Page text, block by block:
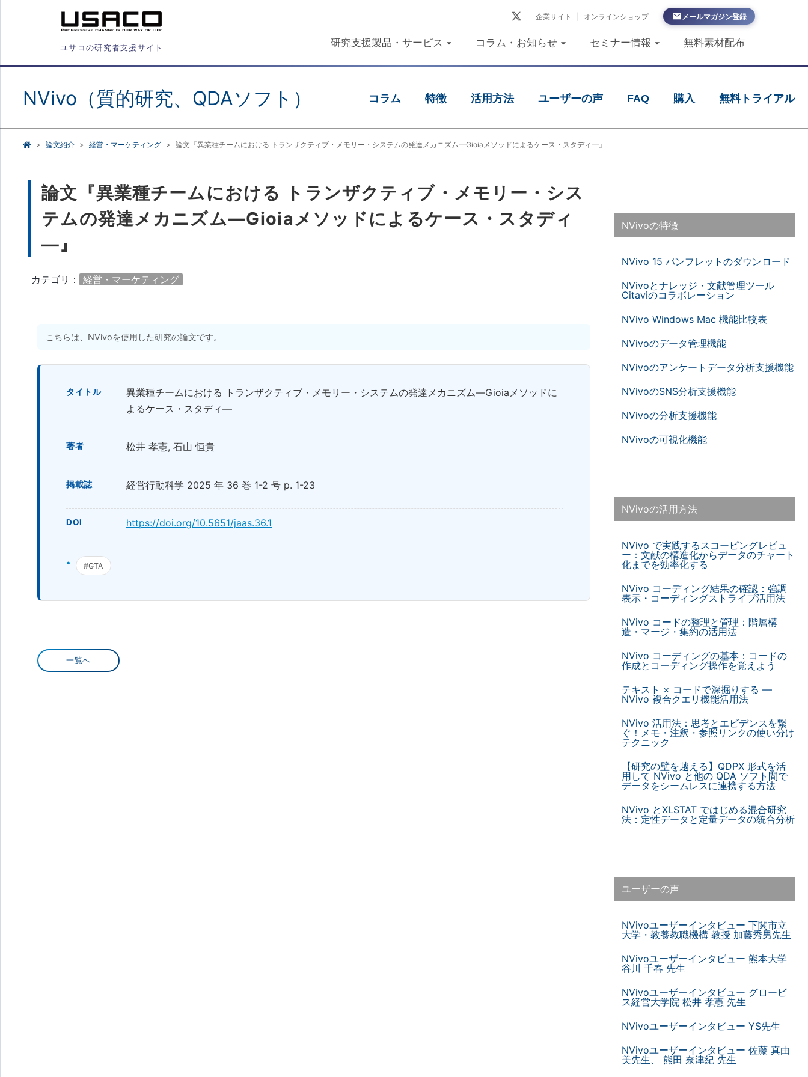
ユサコの研究者支援サイト
企業サイト オンラインショップ メールマガジン登録
研究支援製品・サービス コラム・お知らせ セミナー情報 無料素材配布
NVivo（質的研究、QDAソフト） コラム 特徴 活用方法 ユーザーの声 FAQ 購入 無料トライアル
論文紹介 経営・マーケティング 論文『異業種チームにおける トランザクティブ・メモリー・システムの発達メカニズム―Gioiaメソッドによるケース・スタディ―』
論文『異業種チームにおける トランザクティブ・メモリー・シス
テムの発達メカニズム―Gioiaメソッドによるケース・スタディ
―』
カテゴリ： 経営・マーケティング
こちらは、NVivoを使用した研究の論文です。
タイトル
異業種チームにおける トランザクティブ・メモリー・システムの発達メカニズム―Gioiaメソッドに
よるケース・スタディ―
著者 松井 孝憲, 石山 恒貴
掲載誌 経営行動科学 2025 年 36 巻 1-2 号 p. 1-23
DOI https://doi.org/10.5651/jaas.36.1
#GTA
一覧へ
NVivoの特徴
NVivo 15 パンフレットのダウンロード
NVivoとナレッジ・文献管理ツール
Citaviのコラボレーション
NVivo Windows Mac 機能比較表
NVivoのデータ管理機能
NVivoのアンケートデータ分析支援機能
NVivoのSNS分析支援機能
NVivoの分析支援機能
NVivoの可視化機能
NVivoの活用方法
NVivo で実践するスコーピングレビュ
ー：文献の構造化からデータのチャート
化までを効率化する
NVivo コーディング結果の確認：強調
表示・コーディングストライプ活用法
NVivo コードの整理と管理：階層構
造・マージ・集約の活用法
NVivo コーディングの基本：コードの
作成とコーディング操作を覚えよう
テキスト × コードで深掘りする —
NVivo 複合クエリ機能活用法
NVivo 活用法：思考とエビデンスを繋
ぐ！メモ・注釈・参照リンクの使い分け
テクニック
【研究の壁を越える】QDPX 形式を活
用して NVivo と他の QDA ソフト間で
データをシームレスに連携する方法
NVivo とXLSTAT ではじめる混合研究
法：定性データと定量データの統合分析
ユーザーの声
NVivoユーザーインタビュー 下関市立
大学・教養教職機構 教授 加藤秀男先生
NVivoユーザーインタビュー 熊本大学
谷川 千春 先生
NVivoユーザーインタビュー グロービ
ス経営大学院 松井 孝憲 先生
NVivoユーザーインタビュー YS先生
NVivoユーザーインタビュー 佐藤 真由
美先生、 熊田 奈津紀 先生